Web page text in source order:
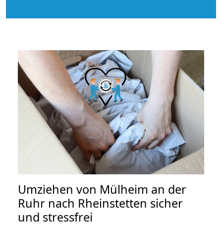
Umziehen von Mülheim an der
Ruhr nach Rheinstetten sicher
und stressfrei